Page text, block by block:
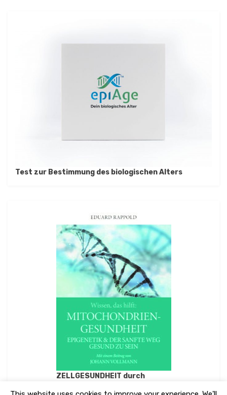
Test zur Bestimmung des biologischen Alters
ZELLGESUNDHEIT durch